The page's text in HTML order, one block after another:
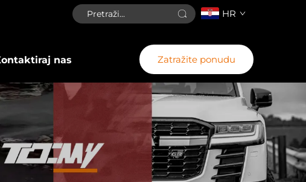
HR
nas Zatražite ponudu